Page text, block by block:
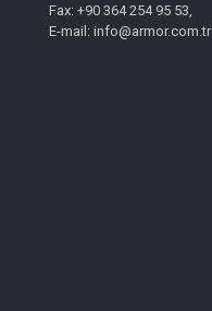
Fax: +90 364 254 95 53,
E-mail: info@armor.com.tr